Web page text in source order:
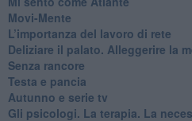
​Movi-Mente
​L’importanza del lavoro di rete
​Deliziare il palato. Alleggerire la
​Senza rancore
​Testa e pancia
​Autunno e serie tv
​Gli psicologi. La terapia. La